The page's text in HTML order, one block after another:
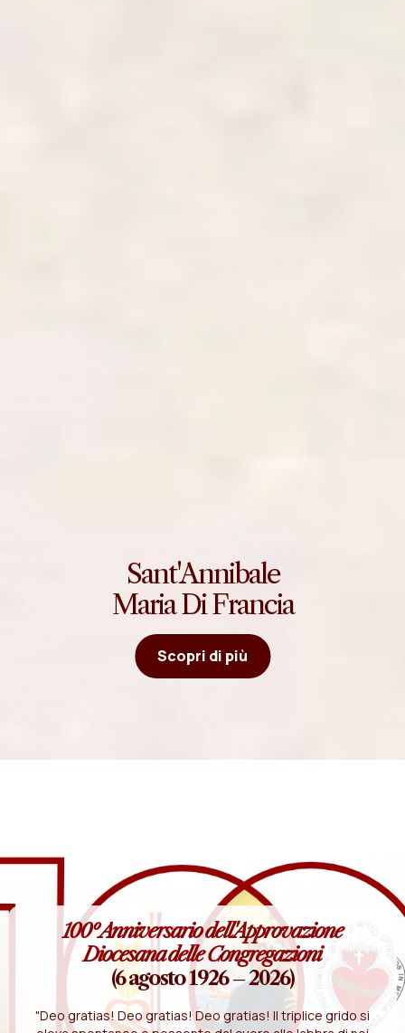
Sant'Annibale
Maria Di Francia
Scopri di più
100º Anniversario dell'Approvazione
Diocesana delle Congregazioni
(6 agosto 1926 – 2026)
"Deo gratias! Deo gratias! Deo gratias! Il triplice grido si